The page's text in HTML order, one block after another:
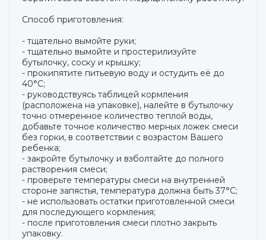
Способ приготовления:
- тщательно вымойте руки;
- тщательно вымойте и простерилизуйте
бутылочку, соску и крышку;
- прокипятите питьевую воду и остудить её до
40°С;
- руководствуясь таблицей кормления
(расположена на упаковке), налейте в бутылочку
точно отмеренное количество теплой воды,
добавьте точное количество мерных ложек смеси
без горки, в соответствии с возрастом Вашего
ребенка;
- закройте бутылочку и взболтайте до полного
растворения смеси;
- проверьте температуры смеси на внутренней
стороне запястья, температура должна быть 37°С;
- не использовать остатки приготовленной смеси
для последующего кормления;
- после приготовления смеси плотно закрыть
упаковку.